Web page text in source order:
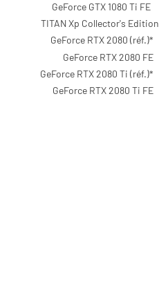
GeForce GTX 1080 Ti FE
TITAN Xp Collector's Edition
GeForce RTX 2080 (réf.)*
GeForce RTX 2080 FE
GeForce RTX 2080 Ti (réf.)*
GeForce RTX 2080 Ti FE